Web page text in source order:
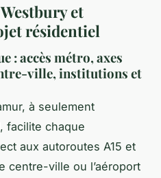
et
résidentiel
: accès métro, axes
ville, institutions et
à seulement
facilite chaque
aux autoroutes A15 et
centre-ville ou l’aéroport